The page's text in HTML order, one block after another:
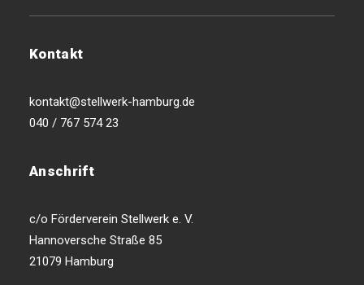
Kontakt
kontakt@stellwerk-hamburg.de
040 / 767 574 23
Anschrift
c/o Förderverein Stellwerk e. V.
Hannoversche Straße 85
21079 Hamburg